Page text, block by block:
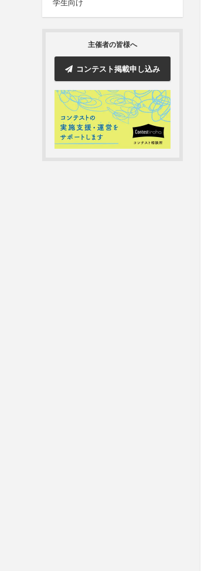
学生向け
主催者の皆様へ
コンテスト掲載申し込み